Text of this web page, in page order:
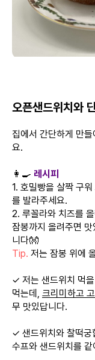
오픈샌드위치와
집에서 간단하게 만
요.
👩‍🍳 레시피
1. 호밀빵을 살짝 구
를 발라주세요.
2. 루꼴라와 치즈를
잠봉까지 올려주면
니다👐
Tip. 저는 잠봉 위에
✓ 저는 샌드위치 먹
먹는데, 크리미하고
무 맛있답니다.
✓ 샌드위치와 찰떡궁
수프와 샌드위치를